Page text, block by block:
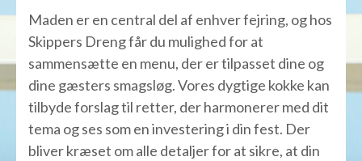
Maden er en central del af enhver fejring, og hos
Skippers Dreng får du mulighed for at
sammensætte en menu, der er tilpasset dine og
dine gæsters smagsløg. Vores dygtige kokke kan
tilbyde forslag til retter, der harmonerer med dit
tema og ses som en investering i din fest. Der
bliver kræset om alle detaljer for at sikre, at din